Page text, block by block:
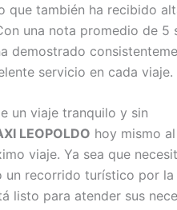
que también ha recibido
una nota promedio de 5
demostrado
servicio en cada viaje.
un viaje tranquilo y sin
LEOPOLDO hoy mismo
viaje. Ya sea que
recorrido turístico por la
listo para atender sus